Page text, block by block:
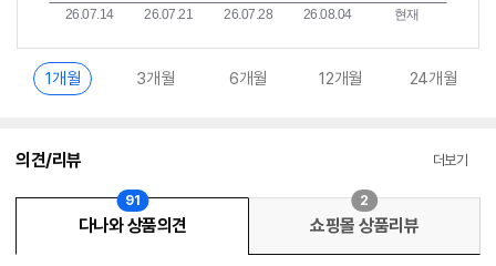
1개월 3개월 6개월 12개월 24개월
의견/리뷰 더보기
다나와 상품의견
91
쇼핑몰 상품리뷰
2